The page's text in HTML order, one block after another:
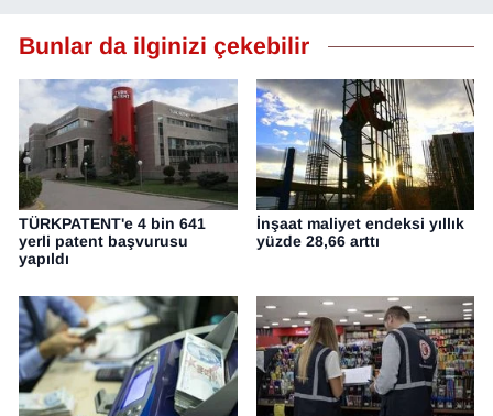
Bunlar da ilginizi çekebilir
TÜRKPATENT'e 4 bin 641
yerli patent başvurusu
yapıldı
İnşaat maliyet endeksi yıllık
yüzde 28,66 arttı